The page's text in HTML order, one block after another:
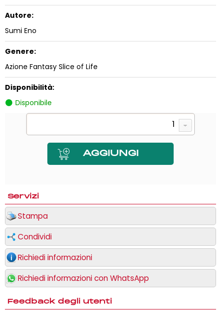
Autore:
Sumi Eno
Genere:
Azione Fantasy Slice of Life
Disponibilità:
Disponibile
Servizi
Stampa
Condividi
Richiedi informazioni
Richiedi informazioni con WhatsApp
Feedback degli utenti